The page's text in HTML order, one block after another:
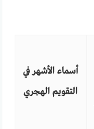
أسماء الأشهر في
التقويم الهجري